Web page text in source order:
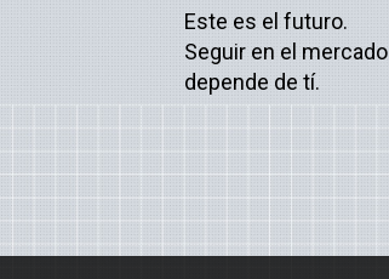
Este es el futuro.
Seguir en el mercado
depende de tí.